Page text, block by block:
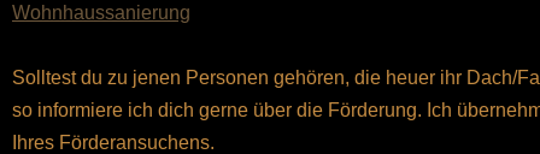
Wohnhaussanierung
Solltest du zu jenen Personen gehören, die heuer ihr Dach/
so informiere ich dich gerne über die Förderung. Ich
Ihres Förderansuchens.